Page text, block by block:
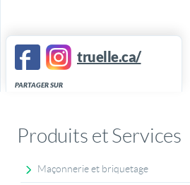
truelle.ca/
PARTAGER SUR
Produits et Services
Maçonnerie et briquetage